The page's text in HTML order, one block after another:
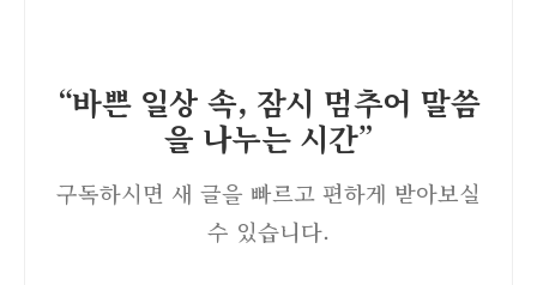
“바쁜 일상 속, 잠시 멈추어 말씀
을 나누는 시간”
구독하시면 새 글을 빠르고 편하게 받아보실
수 있습니다.